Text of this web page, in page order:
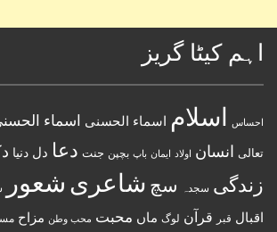
اہم کیٹا گریز
احساس اسلام اسماء الحسنى اسماء
تعالی انسان اولاد ایمان باپ بچپن جنت دعا دل دنیا
زندگی سجدہ سچ شاعری شعور
اقبال قبر قرآن لوگ ماں محبت محب وطن مزاح